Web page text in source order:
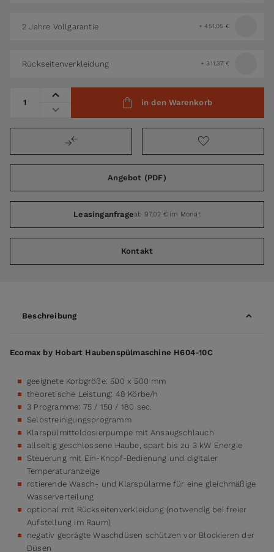
2 Jahre Vollgarantie + 451,05 €
Rückseitenverkleidung + 311,37 €
in den Warenkorb
Angebot (PDF)
Leasinganfrageab 97,02 € im Monat
Kontakt
Beschreibung
Ecomax by Hobart Haubenspülmaschine H604-10C
geeignete Korbgröße: 500 x 500 mm
theoretische Leistung: 48 Körbe/h
3 Programme: 75 / 150 / 180 sec.
Selbstreinigungsprogramm
Klarspülmitteldosierpumpe mit Ansaugschlauch
allseitig geschlossene Haube, spart bis zu 3 kW Energie
Steuerung mit Ein-Knopf-Bedienung und digitaler
Temperaturanzeige
rotierende Wasch- und Klarspülarme für eine gleichmäßige
Wasserverteilung
optional mit Rückseitenverkleidung (notwendig bei freier
Aufstellung im Raum)
negativ geprägte Waschdüsen schützen vor Blockieren der
Düsen